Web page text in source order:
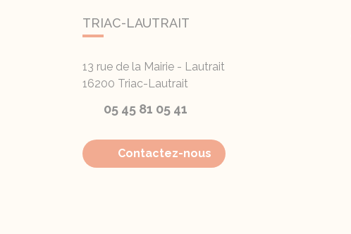
TRIAC-LAUTRAIT
13 rue de la Mairie - Lautrait
16200 Triac-Lautrait
05 45 81 05 41
Contactez-nous